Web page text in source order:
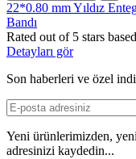
22*0.80 mm Yıldız
Bandı
Rated out of 5 stars
Detayları gör
Son haberleri ve özel
Yeni ürünlerimizden,
adresinizi kaydedin...